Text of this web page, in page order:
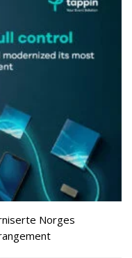
Norges